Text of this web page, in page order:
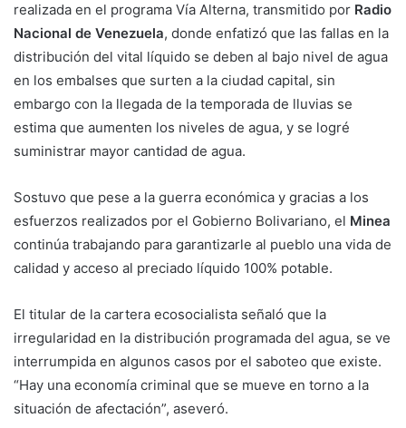
realizada en el programa Vía Alterna, transmitido por Radio
Nacional de Venezuela, donde enfatizó que las fallas en la
distribución del vital líquido se deben al bajo nivel de agua
en los embalses que surten a la ciudad capital, sin
embargo con la llegada de la temporada de lluvias se
estima que aumenten los niveles de agua, y se logré
suministrar mayor cantidad de agua.
Sostuvo que pese a la guerra económica y gracias a los
esfuerzos realizados por el Gobierno Bolivariano, el Minea
continúa trabajando para garantizarle al pueblo una vida de
calidad y acceso al preciado líquido 100% potable.
El titular de la cartera ecosocialista señaló que la
irregularidad en la distribución programada del agua, se ve
interrumpida en algunos casos por el saboteo que existe.
“Hay una economía criminal que se mueve en torno a la
situación de afectación”, aseveró.